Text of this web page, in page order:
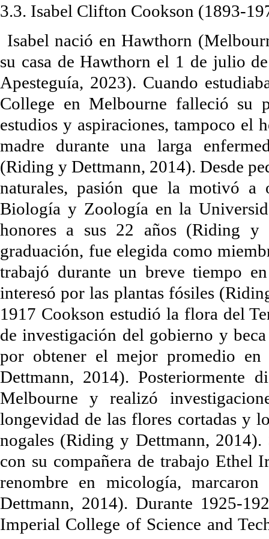
3.3. Isabel Clifton Cookson (1893-
Isabel nació en Hawthorn
su casa de Hawthorn el 1 de julio
Apesteguía, 2023). Cuando
College en Melbourne falleció su
estudios y aspiraciones, tampoco el
madre durante una larga
(Riding y Dettmann, 2014). Desde
naturales, pasión que la motivó a
Biología y Zoología en la
honores a sus 22 años (Riding y
graduación, fue elegida como
trabajó durante un breve tiempo
interesó por las plantas fósiles
1917 Cookson estudió la flora del
de investigación del gobierno y
por obtener el mejor promedio
Dettmann, 2014). Posteriormente
Melbourne y realizó
longevidad de las flores cortadas y
nogales (Riding y Dettmann, 2014).
con su compañera de trabajo Ethel
renombre en micología,
Dettmann, 2014). Durante 1925-
Imperial College of Science and